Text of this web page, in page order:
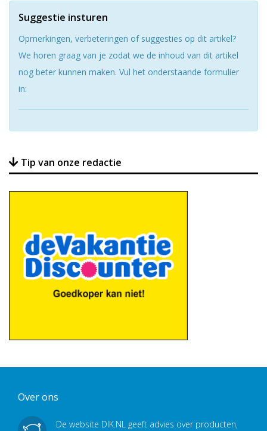
Suggestie insturen
Opmerkingen, verbeteringen of suggesties op dit artikel?
We horen graag van je zodat we de inhoud van dit artikel
nog beter kunnen maken. Vul het onderstaande formulier
in:
Tip van onze redactie
Over ons
De website DIK.NL geeft advies over producten,